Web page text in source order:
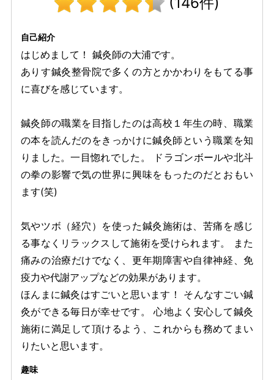
自己紹介
はじめまして！ 鍼灸師の大浦です。
ありす鍼灸整骨院で多くの方とかかわりをもてる事
に喜びを感じています。
鍼灸師の職業を目指したのは高校１年生の時、職業
の本を読んだのをきっかけに鍼灸師という職業を知
りました。一目惚れでした。 ドラゴンボールや北斗
の拳の影響で気の世界に興味をもったのだとおもい
ます(笑)
気やツボ（経穴）を使った鍼灸施術は、苦痛を感じ
る事なくリラックスして施術を受けられます。 また
痛みの治療だけでなく、更年期障害や自律神経、免
疫力や代謝アップなどの効果があります。
ほんまに鍼灸はすごいと思います！ そんなすごい鍼
灸ができる毎日が幸せです。 心地よく安心して鍼灸
施術に満足して頂けるよう、これからも務めてまい
りたいと思います。
趣味